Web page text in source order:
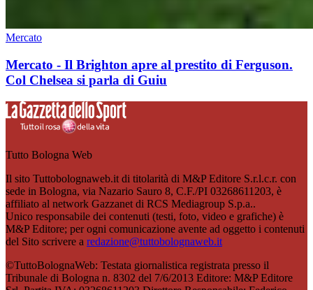
Mercato
Mercato - Il Brighton apre al prestito di Ferguson.
Col Chelsea si parla di Guiu
Tutto Bologna Web
Il sito Tuttobolognaweb.it di titolarità di M&P Editore S.r.l.c.r. con
sede in Bologna, via Nazario Sauro 8, C.F./PI 03268611203, è
affiliato al network Gazzanet di RCS Mediagroup S.p.a..
Unico responsabile dei contenuti (testi, foto, video e grafiche) è
M&P Editore; per ogni comunicazione avente ad oggetto i contenuti
del Sito scrivere a redazione@tuttobolognaweb.it
©TuttoBolognaWeb: Testata giornalistica registrata presso il
Tribunale di Bologna n. 8302 del 7/6/2013 Editore: M&P Editore